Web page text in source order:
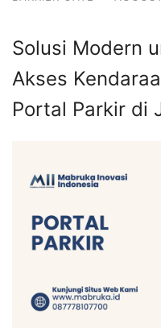
Solusi Modern
Akses
Portal Parkir di